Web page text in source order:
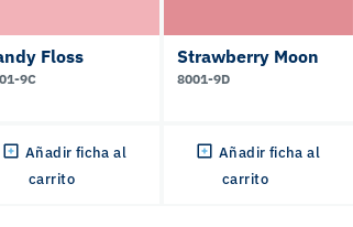
Floss
9C
Añadir ficha al
carrito
Strawberry Moon
8001-9D
Añadir ficha al
carrito